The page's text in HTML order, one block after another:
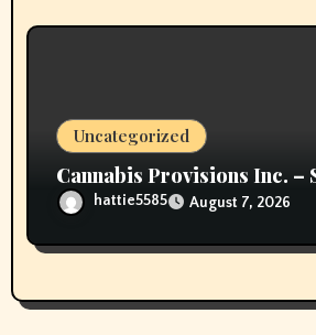
Uncategorized
Cannabis Provisions Inc. –
hattie5585 August 7, 2026